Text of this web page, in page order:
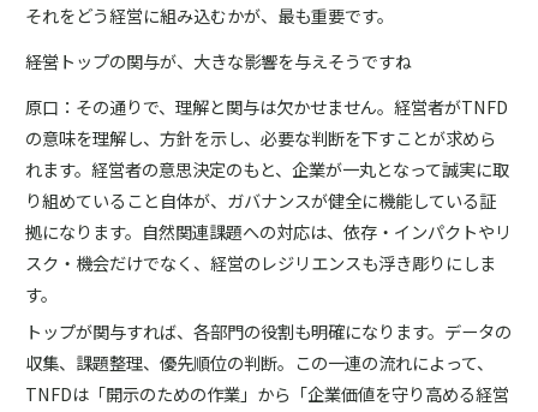
それをどう経営に組み込むかが、最も重要です。
――経営トップの関与が、大きな影響を与えそうですね
原口：その通りで、理解と関与は欠かせません。経営者がTNFD
の意味を理解し、方針を示し、必要な判断を下すことが求めら
れます。経営者の意思決定のもと、企業が一丸となって誠実に取
り組めていること自体が、ガバナンスが健全に機能している証
拠になります。自然関連課題への対応は、依存・インパクトやリ
スク・機会だけでなく、経営のレジリエンスも浮き彫りにしま
す。
トップが関与すれば、各部門の役割も明確になります。データの
収集、課題整理、優先順位の判断。この一連の流れによって、
TNFDは「開示のための作業」から「企業価値を守り高める経営